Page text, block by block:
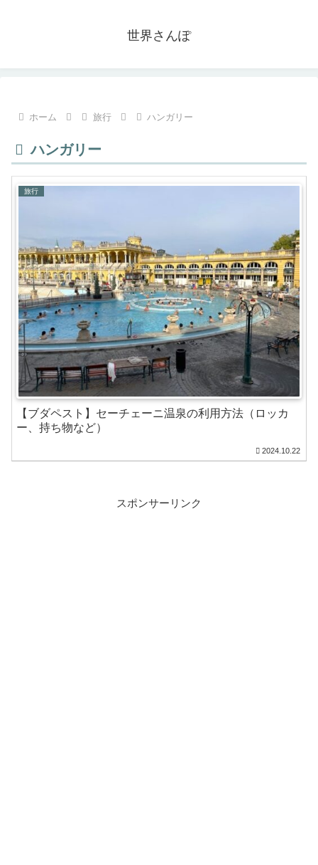
世界さんぽ
ホーム 旅行 ハンガリー
ハンガリー
旅行
【ブダペスト】セーチェーニ温泉の利用方法（ロッカ
ー、持ち物など）
2024.10.22
スポンサーリンク